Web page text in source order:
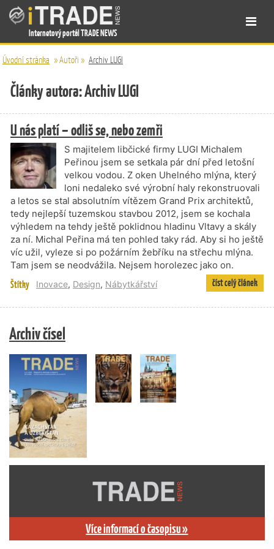
Internetový portál TRADE NEWS
Úvodní stránka »Autoři » Archiv LUGI
Články autora: Archiv LUGI
U nás platí – odliš se, nebo zemři
S majitelem libčické firmy LUGI Michalem
Peřinou jsem se setkala pár dní před letošní
velkou vodou. Z oken Uhelného mlýna, který
loni nedaleko své výrobní haly rekonstruovali
a letos se stal absolutním vítězem Grand Prix architektů,
tedy nejlepší tuzemskou stavbou 2012, jsem se kochala
výhledem na tehdy ještě poklidnou hladinu Vltavy a skály
za ní. Michal Peřina má ten pohled taky rád. Aby si ho ještě
víc užil, vyleze si po požárním žebříku na střechu mlýna.
Tam jsem se neodvážila. Nejsem horolezec jako on.
Štítky Inovace, Design, Nábytkářství číst celý článek
Archiv čísel
Více informací o časopisu »